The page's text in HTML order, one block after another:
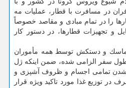
در مسافرت با قطار، عملیات مه
را در تمام مبادی و مقاصد خصوصاً
و تجهیزات قطارها، در دستور كار
ماسك و دستكش توسط همه مأموران
سفر الزامی شده، ضمن اینكه ژل
تمامی اجسام و ظروف آشپزی و
در توزیع غذا مورد تاكید ویژه قرار